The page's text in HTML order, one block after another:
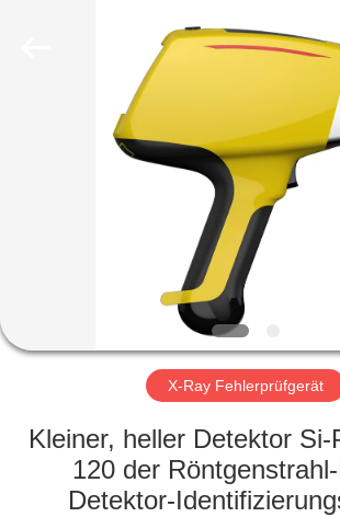
FABRIK-
AUSFLUG
X-Ray Fehlerprüfgerät
Kleiner, heller Detektor
120 der
Detektor-